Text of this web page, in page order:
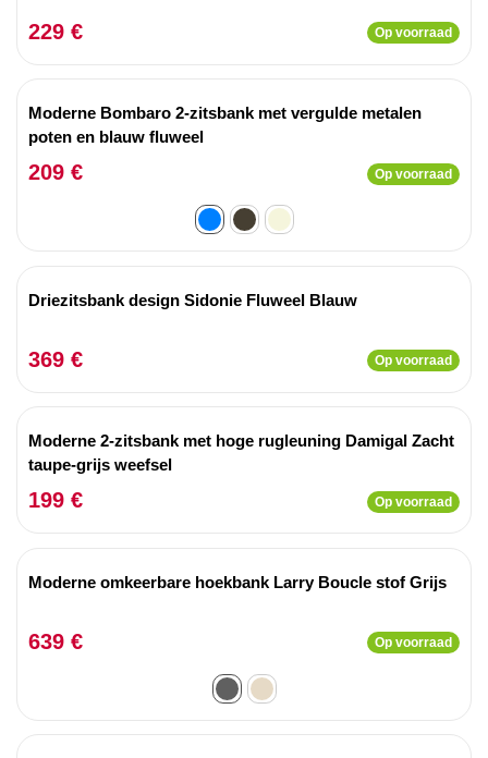
229 € Op voorraad
Moderne Bombaro 2-zitsbank met vergulde metalen
poten en blauw fluweel
209 € Op voorraad
Driezitsbank design Sidonie Fluweel Blauw
369 € Op voorraad
Moderne 2-zitsbank met hoge rugleuning Damigal Zacht
taupe-grijs weefsel
199 € Op voorraad
Moderne omkeerbare hoekbank Larry Boucle stof Grijs
639 € Op voorraad